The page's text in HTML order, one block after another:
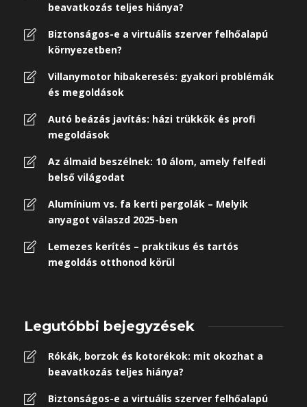
beavatkozás teljes hiánya?
Biztonságos-e a virtuális szerver felhőalapú
környezetben?
Villanymotor hibakeresés: gyakori problémák
és megoldások
Autó beázás javítás: házi trükkök és profi
megoldások
Az álmaid beszélnek: 10 álom, amely felfedi
belső világodat
Alumínium vs. fa kerti pergolák – Melyik
anyagot válaszd 2025-ben
Lemezes kerítés – praktikus és tartós
megoldás otthonod körül
Legutóbbi bejegyzések
Rókák, borzok és kotorékok: mit okozhat a
beavatkozás teljes hiánya?
Biztonságos-e a virtuális szerver felhőalapú